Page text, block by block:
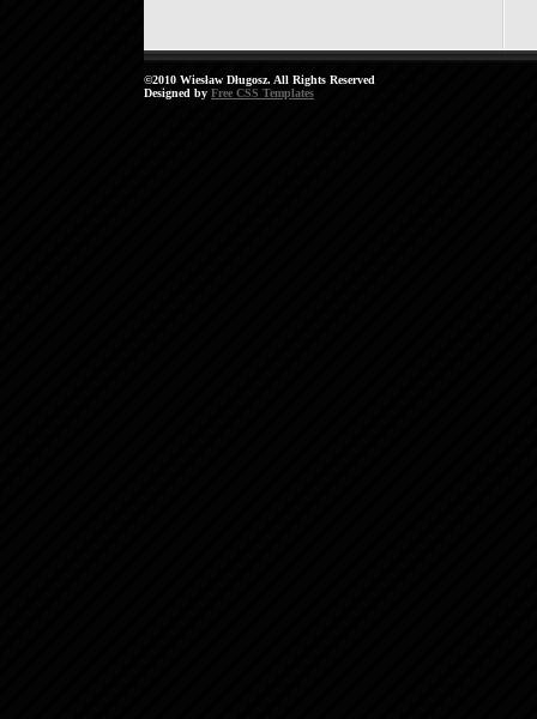
©2010 Wiesław Długosz. All Rights Reserved
Designed by Free CSS Templates